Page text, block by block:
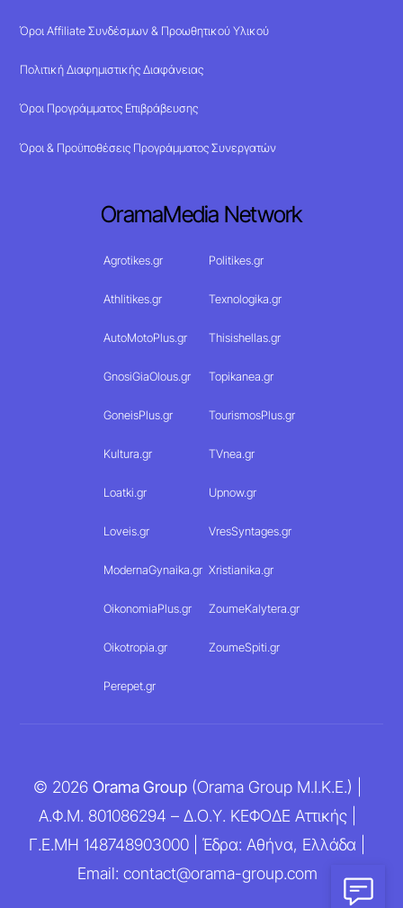
Όροι Affiliate Συνδέσμων & Προωθητικού Υλικού
Πολιτική Διαφημιστικής Διαφάνειας
Όροι Προγράμματος Επιβράβευσης
Όροι & Προϋποθέσεις Προγράμματος Συνεργατών
OramaMedia Network
Agrotikes.gr Politikes.gr
Athlitikes.gr Texnologika.gr
AutoMotoPlus.gr Thisishellas.gr
GnosiGiaOlous.gr Topikanea.gr
GoneisPlus.gr TourismosPlus.gr
Kultura.gr TVnea.gr
Loatki.gr Upnow.gr
Loveis.gr VresSyntages.gr
ModernaGynaika.gr Xristianika.gr
OikonomiaPlus.gr ZoumeKalytera.gr
Oikotropia.gr ZoumeSpiti.gr
Perepet.gr
© 2026 Orama Group(Orama Group Μ.Ι.Κ.Ε.) |
Α.Φ.Μ. 801086294 – Δ.Ο.Υ. ΚΕΦΟΔΕ Αττικής |
Γ.Ε.ΜΗ 148748903000 | Έδρα: Αθήνα, Ελλάδα |
Email: contact@orama-group.com